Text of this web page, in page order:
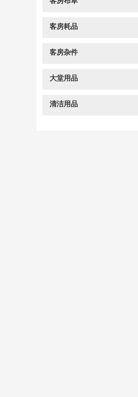
客房耗品
客房杂件
大堂用品
清洁用品